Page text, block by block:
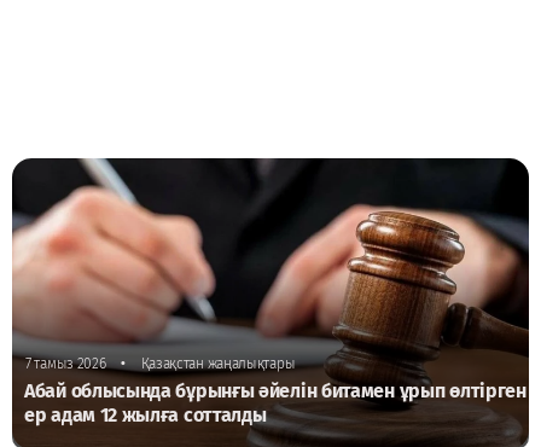
7 тамыз 2026 • Қазақстан жаңалықтары
Абай облысында бұрынғы әйелін битамен ұрып өлтірген
ер адам 12 жылға сотталды